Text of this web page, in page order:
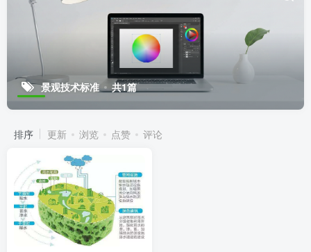
景观技术标准 共1篇
排序 更新 浏览 点赞 评论